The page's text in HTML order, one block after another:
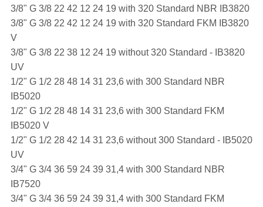
3/8" G 3/8 22 42 12 24 19 with 320 Standard NBR IB3820
3/8" G 3/8 22 42 12 24 19 with 320 Standard FKM IB3820
V
3/8" G 3/8 22 38 12 24 19 without 320 Standard - IB3820
UV
1/2" G 1/2 28 48 14 31 23,6 with 300 Standard NBR
IB5020
1/2" G 1/2 28 48 14 31 23,6 with 300 Standard FKM
IB5020 V
1/2" G 1/2 28 42 14 31 23,6 without 300 Standard - IB5020
UV
3/4" G 3/4 36 59 24 39 31,4 with 300 Standard NBR
IB7520
3/4" G 3/4 36 59 24 39 31,4 with 300 Standard FKM